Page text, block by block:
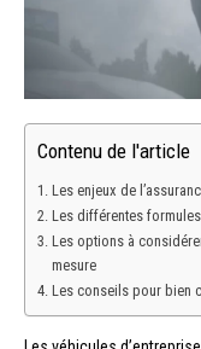
Contenu de l'article
Les enjeux de
Les différentes
Les options à
mesure
Les conseils pour bien